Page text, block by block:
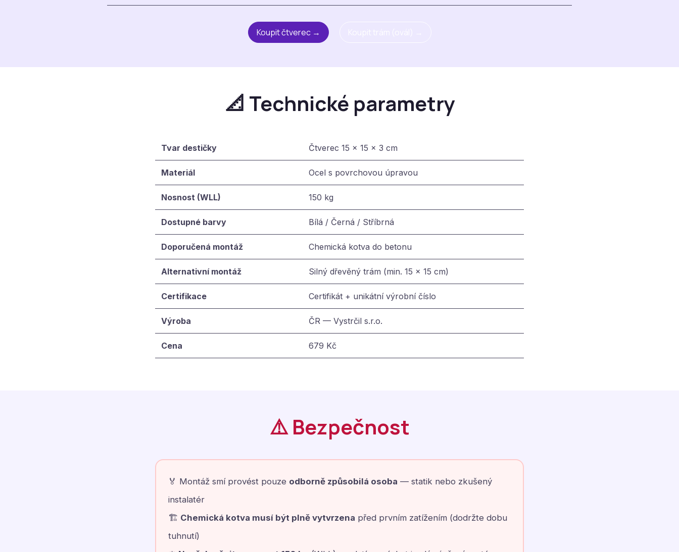
Koupit čtverec →
📐 Technické parametry
Tvar destičky Čtverec 15 × 15 × 3 cm
Materiál Ocel s povrchovou úpravou
Nosnost (WLL) 150 kg
Dostupné barvy Bílá / Černá / Stříbrná
Doporučená montáž Chemická kotva do betonu
Alternativní montáž Silný dřevěný trám (min. 15 × 15 cm)
Certifikace Certifikát + unikátní výrobní číslo
Výroba ČR — Vystrčil s.r.o.
Cena 679 Kč
⚠️ Bezpečnost
🏅 Montáž smí provést pouze odborně způsobilá osoba — statik nebo zkušený
instalatér
🏗️ Chemická kotva musí být plně vytvrzena před prvním zatížením (dodržte dobu
tuhnutí)